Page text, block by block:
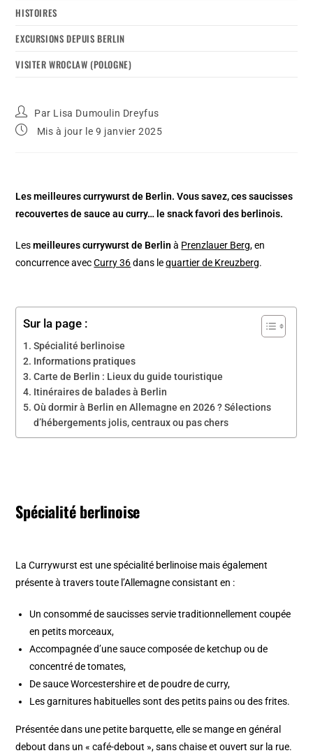
HISTOIRES
EXCURSIONS DEPUIS BERLIN
VISITER WROCLAW (POLOGNE)
Par Lisa Dumoulin Dreyfus
Mis à jour le 9 janvier 2025
Les meilleures currywurst de Berlin. Vous savez, ces saucisses
recouvertes de sauce au curry… le snack favori des berlinois.
Lesmeilleures currywurst de Berlin à Prenzlauer Berg, en
concurrence avecCurry 36dans lequartier de Kreuzberg.
Sur la page :
Spécialité berlinoise
Informations pratiques
Carte de Berlin : Lieux du guide touristique
Itinéraires de balades à Berlin
Où dormir à Berlin en Allemagne en 2026 ? Sélections
d’hébergements jolis, centraux ou pas chers
Spécialité berlinoise
La Currywurst est une spécialité berlinoise mais également
présente à travers toute l’Allemagne consistant en :
Un consommé de saucisses servie traditionnellement coupée
en petits morceaux,
Accompagnée d’une sauce composée de ketchup ou de
concentré de tomates,
De sauce Worcestershire et de poudre de curry,
Les garnitures habituelles sont des petits pains ou des frites.
Présentée dans une petite barquette, elle se mange en général
debout dans un « café-debout », sans chaise et ouvert sur la rue.